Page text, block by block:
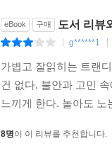
eBook 구매 도서 리뷰
g******1
가볍고 잘읽히는 트랜
건 없다. 불안과 고민
느끼게 한다. 놀아도
8명이 이 리뷰를 추천합니다.